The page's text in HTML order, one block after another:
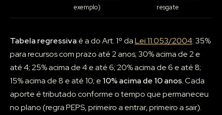
exemplo)
resgate
Tabela regressiva é a do Art. 1º daLei 11.053/2004: 35%
para recursos com prazo até 2 anos; 30% acima de 2 e
até 4; 25% acima de 4 e até 6; 20% acima de 6 e até 8;
15% acima de 8 e até 10; e 10% acima de 10 anos. Cada
aporte é tributado conforme o tempo que permaneceu
no plano (regra PEPS, primeiro a entrar, primeiro a sair).